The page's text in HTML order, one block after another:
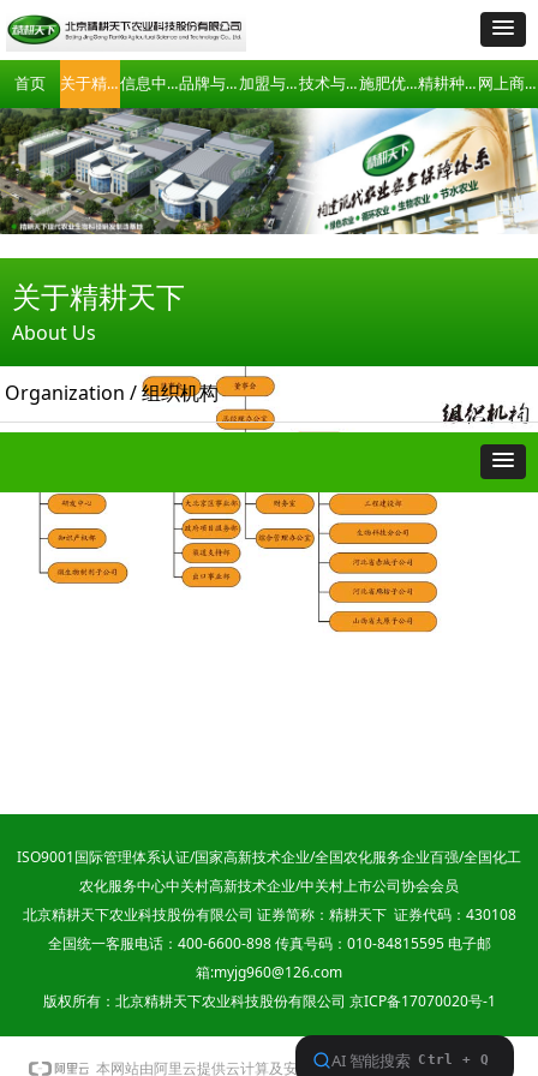
首页 关于精耕天下 信息中心 品牌与产品 加盟与合作 技术与项目合作 施肥优化技术 精耕种植俱乐部 网上商城
关于精耕天下
About Us
Organization / 组织机构
ISO9001国际管理体系认证/国家高新技术企业/全国农化服务企业百强/全国化工
农化服务中心中关村高新技术企业/中关村上市公司协会会员
北京精耕天下农业科技股份有限公司 证券简称：精耕天下 证券代码：430108
全国统一客服电话：400-6600-898 传真号码：010-84815595 电子邮
箱:myjg960@126.com
版权所有：北京精耕天下农业科技股份有限公司 京ICP备17070020号-1
本网站由阿里云提供云计算及安全服务 本网站支持 IPv6